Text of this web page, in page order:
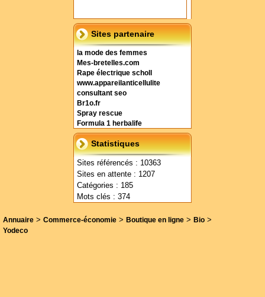
Sites partenaire
la mode des femmes
Mes-bretelles.com
Rape électrique scholl
www.appareilanticellulite
consultant seo
Br1o.fr
Spray rescue
Formula 1 herbalife
Statistiques
Sites référencés : 10363
Sites en attente : 1207
Catégories : 185
Mots clés : 374
Annuaire > Commerce-économie > Boutique en ligne > Bio >
Yodeco